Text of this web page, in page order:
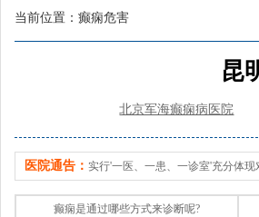
当前位置： 癫痫危害
昆
北京军海癫痫病医院
医院通告： 实行'一医、一患、一诊室'充分体
癫痫是通过哪些方式来诊断呢?